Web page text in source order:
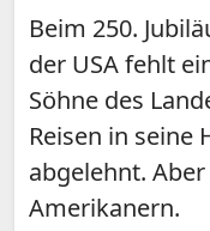
Beim 250.
der USA fehlt
Söhne des
Reisen in seine
abgelehnt.
Amerikanern.